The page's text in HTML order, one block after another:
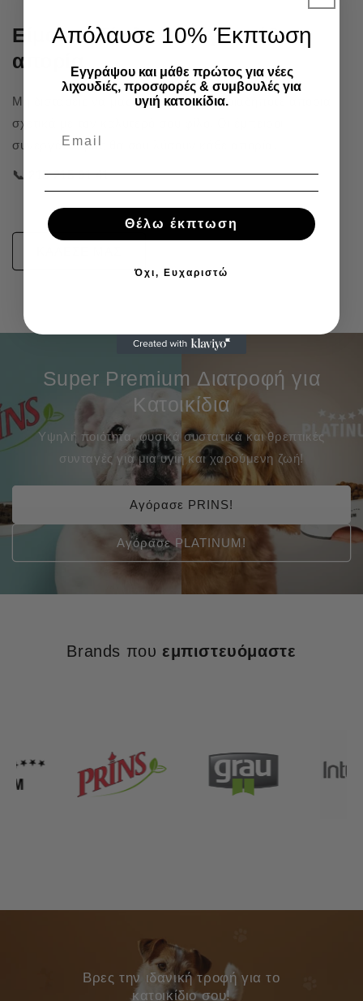
Είμαστε δίπλα σου για κάθε
απορία
Μη διστάσεις να μας καλέσεις για οποιαδήποτε απορία
σχετικά με τον καλύτερό σου φίλο. Οι έμπειροι
συνεργάτες μας θα σου λύσουν κάθε απορία.
📞 215 215 91 41
Super Premium Διατροφή για
Κατοικίδια
Υψηλή ποιότητα, φυσικά συστατικά και θρεπτικές
συνταγές για μια υγιή και χαρούμενη ζωή!
Αγόρασε PRINS!
Αγόρασε PLATINUM!
Brands που εμπιστευόμαστε
Bρες την ιδανική τροφή για το
κατοικίδιο σου!
Απόλαυσε 10% Έκπτωση
Εγγράψου και μάθε πρώτος για νέες
λιχουδιές, προσφορές & συμβουλές για
υγιή κατοικίδια.
Θέλω έκπτωση
Όχι, Ευχαριστώ